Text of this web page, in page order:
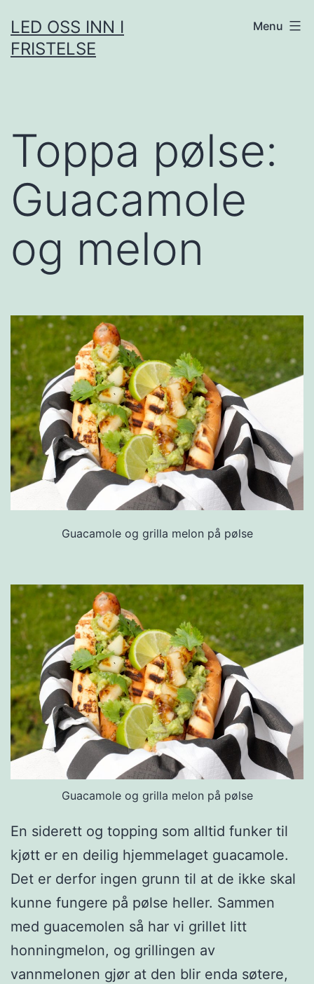
to
content
LED OSS INN I
FRISTELSE
Menu
Toppa pølse:
Guacamole
og melon
Guacamole og grilla melon på pølse
Guacamole og grilla melon på pølse
En siderett og topping som alltid funker til
kjøtt er en deilig hjemmelaget guacamole.
Det er derfor ingen grunn til at de ikke skal
kunne fungere på pølse heller. Sammen
med guacemolen så har vi grillet litt
honningmelon, og grillingen av
vannmelonen gjør at den blir enda søtere,